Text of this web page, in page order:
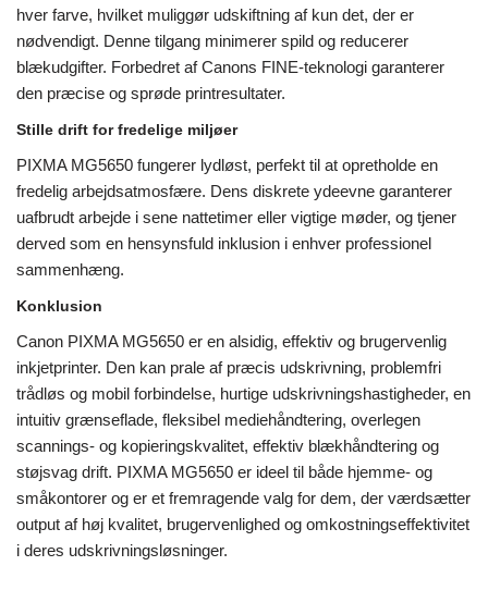
hver farve, hvilket muliggør udskiftning af kun det, der er
nødvendigt. Denne tilgang minimerer spild og reducerer
blækudgifter. Forbedret af Canons FINE-teknologi garanterer
den præcise og sprøde printresultater.
Stille drift for fredelige miljøer
PIXMA MG5650 fungerer lydløst, perfekt til at opretholde en
fredelig arbejdsatmosfære. Dens diskrete ydeevne garanterer
uafbrudt arbejde i sene nattetimer eller vigtige møder, og tjener
derved som en hensynsfuld inklusion i enhver professionel
sammenhæng.
Konklusion
Canon PIXMA MG5650 er en alsidig, effektiv og brugervenlig
inkjetprinter. Den kan prale af præcis udskrivning, problemfri
trådløs og mobil forbindelse, hurtige udskrivningshastigheder, en
intuitiv grænseflade, fleksibel mediehåndtering, overlegen
scannings- og kopieringskvalitet, effektiv blækhåndtering og
støjsvag drift. PIXMA MG5650 er ideel til både hjemme- og
småkontorer og er et fremragende valg for dem, der værdsætter
output af høj kvalitet, brugervenlighed og omkostningseffektivitet
i deres udskrivningsløsninger.